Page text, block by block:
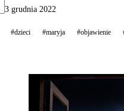
3 grudnia 2022
#dzieci #maryja #objawienie